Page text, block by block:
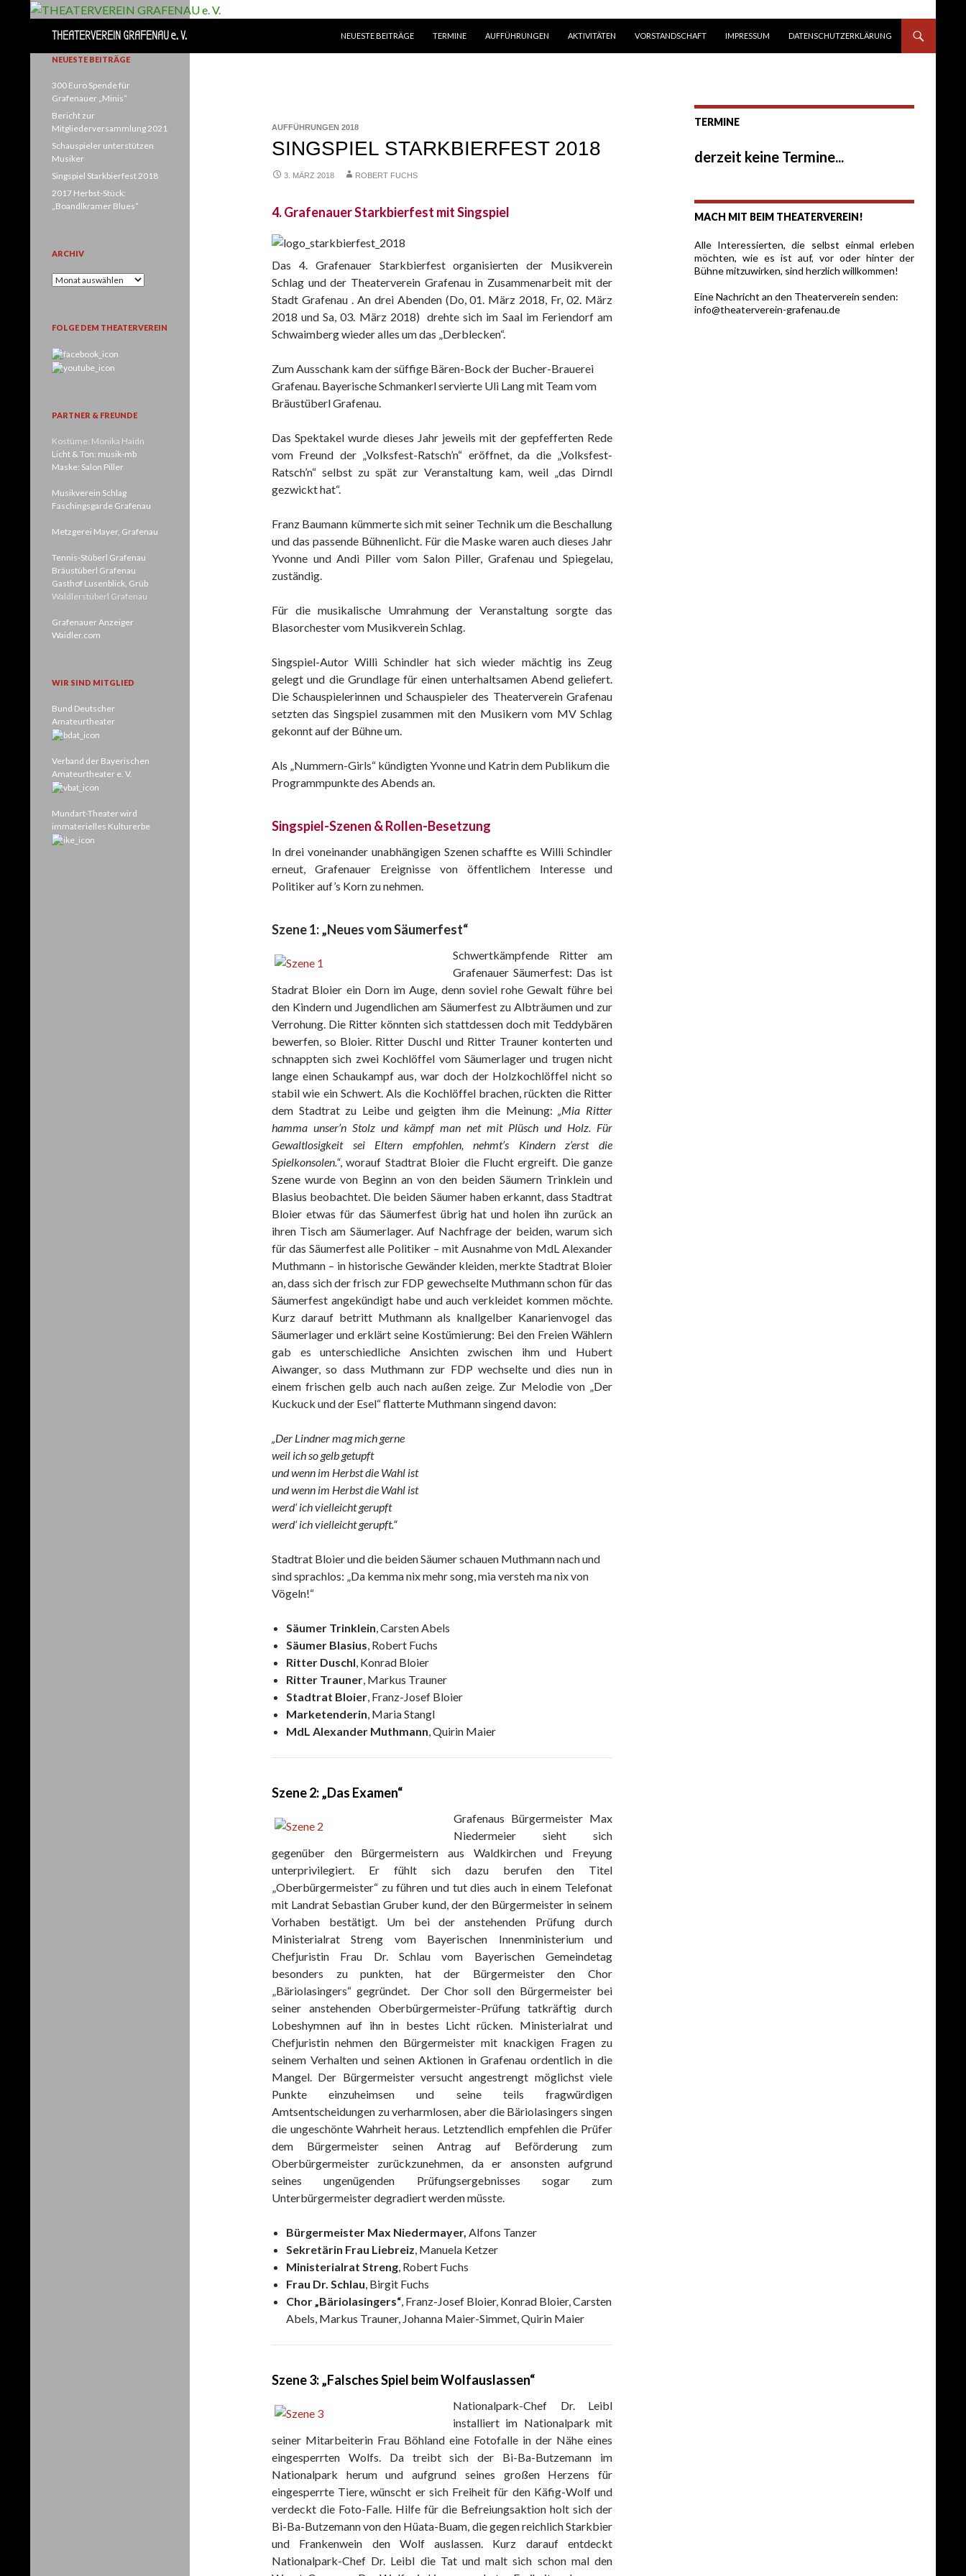
THEATERVEREIN GRAFENAU e. V.
NEUESTE BEITRÄGE
TERMINE AUFFÜHRUNGEN AKTIVITÄTEN VORSTANDSCHAFT IMPRESSUM DATENSCHUTZERKLÄRUNG
AUFFÜHRUNGEN 2018
SINGSPIEL STARKBIERFEST 2018
3. MÄRZ 2018 ROBERT FUCHS
4. Grafenauer Starkbierfest mit Singspiel
Das 4. Grafenauer Starkbierfest organisierten der Musikverein
Schlag und der Theaterverein Grafenau in Zusammenarbeit mit der
Stadt Grafenau . An drei Abenden (Do, 01. März 2018, Fr, 02. März
2018 und Sa, 03. März 2018) drehte sich im Saal im Feriendorf am
Schwaimberg wieder alles um das „Derblecken“.
Zum Ausschank kam der süffige Bären-Bock der Bucher-Brauerei
Grafenau. Bayerische Schmankerl servierte Uli Lang mit Team vom
Bräustüberl Grafenau.
Das Spektakel wurde dieses Jahr jeweils mit der gepfefferten Rede
vom Freund der „Volksfest-Ratsch’n“ eröffnet, da die „Volksfest-
Ratsch’n“ selbst zu spät zur Veranstaltung kam, weil „das Dirndl
gezwickt hat“.
Franz Baumann kümmerte sich mit seiner Technik um die Beschallung
und das passende Bühnenlicht. Für die Maske waren auch dieses Jahr
Yvonne und Andi Piller vom Salon Piller, Grafenau und Spiegelau,
zuständig.
Für die musikalische Umrahmung der Veranstaltung sorgte das
Blasorchester vom Musikverein Schlag.
Singspiel-Autor Willi Schindler hat sich wieder mächtig ins Zeug
gelegt und die Grundlage für einen unterhaltsamen Abend geliefert.
Die Schauspielerinnen und Schauspieler des Theaterverein Grafenau
setzten das Singspiel zusammen mit den Musikern vom MV Schlag
gekonnt auf der Bühne um.
Als „Nummern-Girls“ kündigten Yvonne und Katrin dem Publikum die
Programmpunkte des Abends an.
Singspiel-Szenen & Rollen-Besetzung
In drei voneinander unabhängigen Szenen schaffte es Willi Schindler
erneut, Grafenauer Ereignisse von öffentlichem Interesse und
Politiker auf’s Korn zu nehmen.
Szene 1: „Neues vom Säumerfest“
Schwertkämpfende Ritter am
Grafenauer Säumerfest: Das ist
Stadrat Bloier ein Dorn im Auge, denn soviel rohe Gewalt führe bei
den Kindern und Jugendlichen am Säumerfest zu Albträumen und zur
Verrohung. Die Ritter könnten sich stattdessen doch mit Teddybären
bewerfen, so Bloier. Ritter Duschl und Ritter Trauner konterten und
schnappten sich zwei Kochlöffel vom Säumerlager und trugen nicht
lange einen Schaukampf aus, war doch der Holzkochlöffel nicht so
stabil wie ein Schwert. Als die Kochlöffel brachen, rückten die Ritter
dem Stadtrat zu Leibe und geigten ihm die Meinung:„Mia Ritter
hamma unser’n Stolz und kämpf man net mit Plüsch und Holz. Für
Gewaltlosigkeit sei Eltern empfohlen, nehmt’s Kindern z’erst die
Spielkonsolen.“, worauf Stadtrat Bloier die Flucht ergreift. Die ganze
Szene wurde von Beginn an von den beiden Säumern Trinklein und
Blasius beobachtet. Die beiden Säumer haben erkannt, dass Stadtrat
Bloier etwas für das Säumerfest übrig hat und holen ihn zurück an
ihren Tisch am Säumerlager. Auf Nachfrage der beiden, warum sich
für das Säumerfest alle Politiker – mit Ausnahme von MdL Alexander
Muthmann – in historische Gewänder kleiden, merkte Stadtrat Bloier
an, dass sich der frisch zur FDP gewechselte Muthmann schon für das
Säumerfest angekündigt habe und auch verkleidet kommen möchte.
Kurz darauf betritt Muthmann als knallgelber Kanarienvogel das
Säumerlager und erklärt seine Kostümierung: Bei den Freien Wählern
gab es unterschiedliche Ansichten zwischen ihm und Hubert
Aiwanger, so dass Muthmann zur FDP wechselte und dies nun in
einem frischen gelb auch nach außen zeige. Zur Melodie von „Der
Kuckuck und der Esel“ flatterte Muthmann singend davon:
„Der Lindner mag mich gerne
weil ich so gelb getupft
und wenn im Herbst die Wahl ist
und wenn im Herbst die Wahl ist
werd‘ ich vielleicht gerupft
werd‘ ich vielleicht gerupft.“
Stadtrat Bloier und die beiden Säumer schauen Muthmann nach und
sind sprachlos: „Da kemma nix mehr song, mia versteh ma nix von
Vögeln!“
Säumer Trinklein, Carsten Abels
Säumer Blasius, Robert Fuchs
Ritter Duschl, Konrad Bloier
Ritter Trauner, Markus Trauner
Stadtrat Bloier, Franz-Josef Bloier
Marketenderin, Maria Stangl
MdL Alexander Muthmann, Quirin Maier
Szene 2: „Das Examen“
Grafenaus Bürgermeister Max
Niedermeier sieht sich
gegenüber den Bürgermeistern aus Waldkirchen und Freyung
unterprivilegiert. Er fühlt sich dazu berufen den Titel
„Oberbürgermeister“ zu führen und tut dies auch in einem Telefonat
mit Landrat Sebastian Gruber kund, der den Bürgermeister in seinem
Vorhaben bestätigt. Um bei der anstehenden Prüfung durch
Ministerialrat Streng vom Bayerischen Innenministerium und
Chefjuristin Frau Dr. Schlau vom Bayerischen Gemeindetag
besonders zu punkten, hat der Bürgermeister den Chor
„Bäriolasingers“ gegründet. Der Chor soll den Bürgermeister bei
seiner anstehenden Oberbürgermeister-Prüfung tatkräftig durch
Lobeshymnen auf ihn in bestes Licht rücken. Ministerialrat und
Chefjuristin nehmen den Bürgermeister mit knackigen Fragen zu
seinem Verhalten und seinen Aktionen in Grafenau ordentlich in die
Mangel. Der Bürgermeister versucht angestrengt möglichst viele
Punkte einzuheimsen und seine teils fragwürdigen
Amtsentscheidungen zu verharmlosen, aber die Bäriolasingers singen
die ungeschönte Wahrheit heraus. Letztendlich empfehlen die Prüfer
dem Bürgermeister seinen Antrag auf Beförderung zum
Oberbürgermeister zurückzunehmen, da er ansonsten aufgrund
seines ungenügenden Prüfungsergebnisses sogar zum
Unterbürgermeister degradiert werden müsste.
Bürgermeister Max Niedermayer, Alfons Tanzer
Sekretärin Frau Liebreiz, Manuela Ketzer
Ministerialrat Streng, Robert Fuchs
Frau Dr. Schlau, Birgit Fuchs
Chor „Bäriolasingers“, Franz-Josef Bloier, Konrad Bloier, Carsten
Abels, Markus Trauner, Johanna Maier-Simmet, Quirin Maier
Szene 3: „Falsches Spiel beim Wolfauslassen“
Nationalpark-Chef Dr. Leibl
installiert im Nationalpark mit
seiner Mitarbeiterin Frau Böhland eine Fotofalle in der Nähe eines
eingesperrten Wolfs. Da treibt sich der Bi-Ba-Butzemann im
Nationalpark herum und aufgrund seines großen Herzens für
eingesperrte Tiere, wünscht er sich Freiheit für den Käfig-Wolf und
verdeckt die Foto-Falle. Hilfe für die Befreiungsaktion holt sich der
Bi-Ba-Butzemann von den Hüata-Buam, die gegen reichlich Starkbier
und Frankenwein den Wolf auslassen. Kurz darauf entdeckt
Nationalpark-Chef Dr. Leibl die Tat und malt sich schon mal den
TERMINE
derzeit keine Termine...
MACH MIT BEIM THEATERVEREIN!
Alle Interessierten, die selbst einmal erleben
möchten, wie es ist auf, vor oder hinter der
Bühne mitzuwirken, sind herzlich willkommen!
Eine Nachricht an den Theaterverein senden:
info@theaterverein-grafenau.de
NEUESTE BEITRÄGE
300 Euro Spende für
Grafenauer „Minis“
Bericht zur
Mitgliederversammlung 2021
Schauspieler unterstützen
Musiker
Singspiel Starkbierfest 2018
2017 Herbst-Stück:
„Boandlkramer Blues“
ARCHIV
Archiv
FOLGE DEM THEATERVEREIN
PARTNER & FREUNDE
Kostüme: Monika Haidn
Licht & Ton: musik-mb
Maske: Salon Piller
Musikverein Schlag
Faschingsgarde Grafenau
Metzgerei Mayer, Grafenau
Tennis-Stüberl Grafenau
Bräustüberl Grafenau
Gasthof Lusenblick, Grüb
Waldlerstüberl Grafenau
Grafenauer Anzeiger
Waidler.com
WIR SIND MITGLIED
Bund Deutscher
Amateurtheater
Verband der Bayerischen
Amateurtheater e. V.
Mundart-Theater wird
immaterielles Kulturerbe